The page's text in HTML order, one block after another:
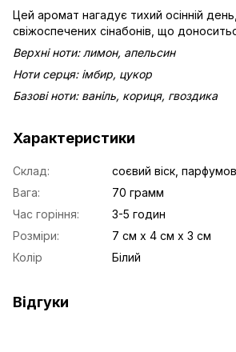
Цей аромат нагадує тихий осінній
свіжоспечених сінабонів, що
Верхні ноти: лимон, апельсин
Ноти серця: імбир, цукор
Базові ноти: ваніль, кориця, гвоздика
Характеристики
Склад:
соєвий віск,
Вага:
70 грамм
Час горіння:
3-5 годин
Розміри:
7 см х 4 см х 3 см
Колір
Білий
Відгуки